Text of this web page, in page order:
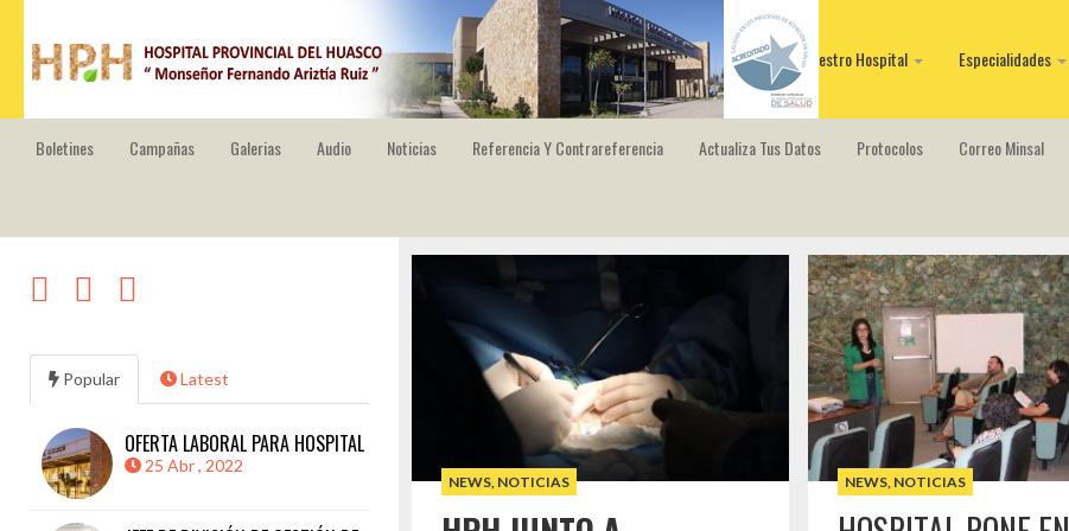
HOSPITAL PROVINCIAL DEL HUASCO Nuestro Hospital Especialidades
Boletines Campañas Galerias Audio Noticias Referencia Y Contrareferencia Actualiza Tus Datos Protocolos Correo Minsal
NEWS NOTICIAS NEWS NOTICIAS
Popular Latest
OFERTA LABORAL PARA HOSPITAL
25 Abr , 2022